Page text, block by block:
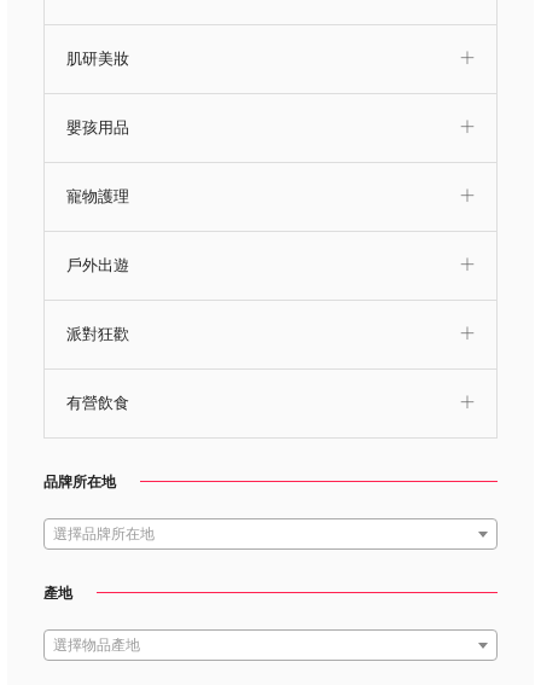
肌研美妝
嬰孩用品
寵物護理
戶外出遊
派對狂歡
有營飲食
品牌所在地
選擇品牌所在地
產地
選擇物品產地